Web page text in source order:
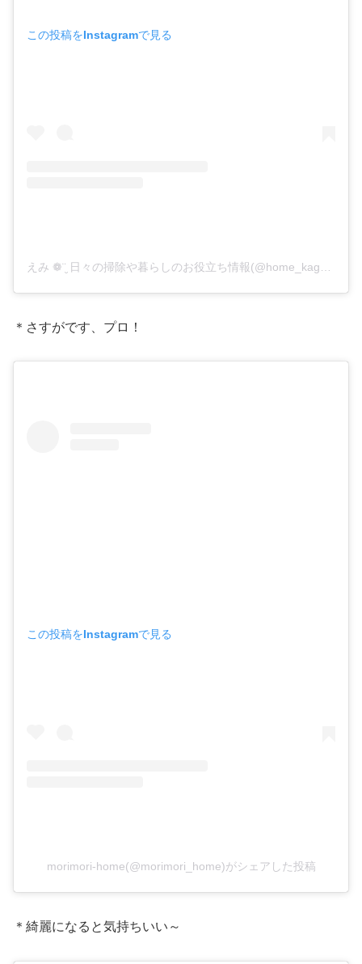
この投稿をInstagramで見る
＊さすがです、プロ！
この投稿をInstagramで見る
morimori-home(@morimori_home)がシェアした投稿
＊綺麗になると気持ちいい～